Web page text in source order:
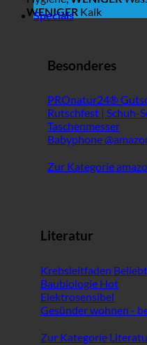
WENIGER Kalk
Specials
Besonderes
PROnatur24®
Rutschfest | Schuh-
Taschenmesser
Babyphone
Zur Kategorie
Literatur
Krebsleitfaden
Baubiologie
Elektrosensibel
Gesünder wohnen -
Zur Kategorie